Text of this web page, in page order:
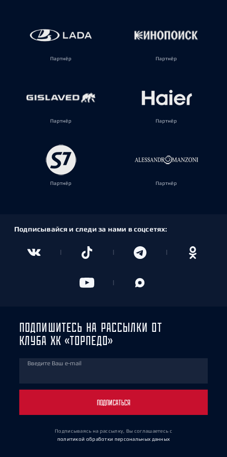
Партнёр Партнёр
Партнёр Партнёр
Партнёр Партнёр
Подписывайся и следи за нами в соцсетях:
ПОДПИШИТЕСЬ НА РАССЫЛКИ ОТ
КЛУБА ХК «ТОРПЕДО»
Введите Ваш e-mail
ПОДПИСАТЬСЯ
Подписываясь на рассылку, Вы соглашаетесь с
политикой обработки персональных данных